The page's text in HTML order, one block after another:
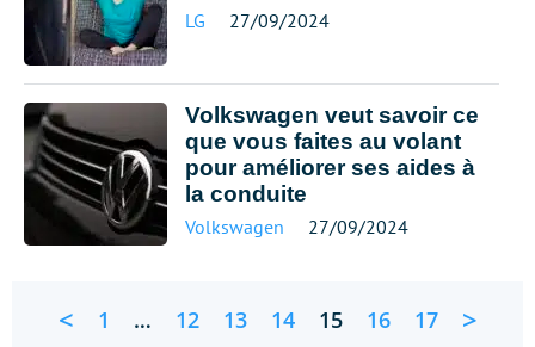
LG 27/09/2024
Volkswagen veut savoir ce
que vous faites au volant
pour améliorer ses aides à
la conduite
Volkswagen 27/09/2024
< 1 … 12 13 14 15 16 17 >